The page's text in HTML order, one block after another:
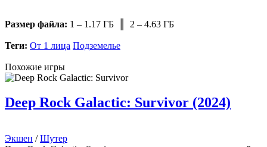
Размер файла: 1 – 1.17 ГБ ║ 2 – 4.63 ГБ
Теги: От 1 лица Подземелье
Похожие игры
Deep Rock Galactic: Survivor (2024)
Экшен /Шутер